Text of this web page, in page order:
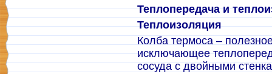
Теплопередача и
Теплоизоляция
Колба термоса –
исключающее
сосуда с двойными